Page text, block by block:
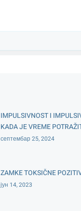
IMPULSIVNOST I
KADA JE VREME
септембар 25, 2024
ZAMKE TOKSIČNE
јун 14, 2023